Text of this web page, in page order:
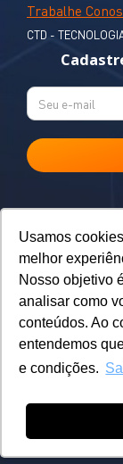
Usamos
melhor
Nosso objetivo
analisar como
conteúdos. Ao
entendemos
e condições.
Trabalhe
CTD -